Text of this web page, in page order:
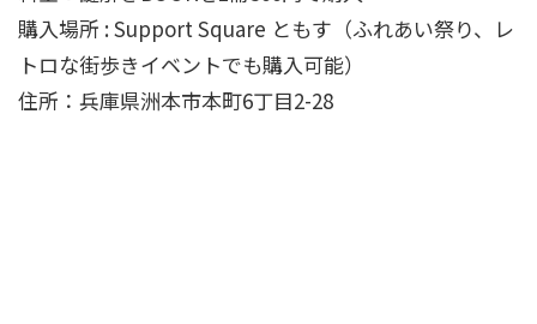
購入場所 : Support Square ともす（ふれあい祭り、レ
トロな街歩きイベントでも購入可能）
住所：兵庫県洲本市本町6丁目2-28